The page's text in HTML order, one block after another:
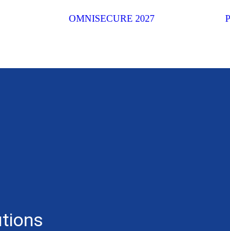
OMNISECURE 2027